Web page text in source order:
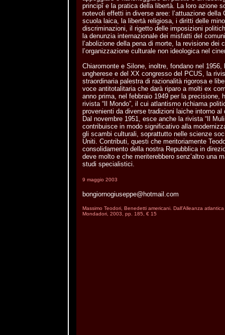
principî e la pratica della libertà. La loro azione
notevoli effetti in diverse aree: l’attuazione della
scuola laica, la libertà religiosa, i diritti delle
discriminazioni, il rigetto delle imposizioni
la denunzia internazionale dei misfatti del
l’abolizione della pena di morte, la revisione dei
l’organizzazione culturale non ideologica nel
Chiaromonte e Silone, inoltre, fondano nel 1956,
ungherese e del XX congresso del PCUS, la
straordinaria palestra di razionalità rigorosa e
voce antitotalitaria che darà riparo a molti ex
anno prima, nel febbraio 1949 per la precisione,
rivista “Il Mondo”, il cui atlantismo richiama
provenienti da diverse tradizioni laiche intorno al
Dal novembre 1951, esce anche la rivista “Il
contribuisce in modo significativo alla
gli scambi culturali, soprattutto nelle scienze
Uniti. Contributi, questi che meritoriamente
consolidamento della nostra Repubblica in
deve molto e che meriterebbero senz’altro una
studi specialistici.
9 maggio 2003
bongiornogiuseppe@hotmail.com
Massimo Teodori, Benedetti americani. Dall'Alleanza
Mondadori, 2003, pp. 185, € 15